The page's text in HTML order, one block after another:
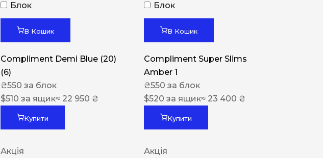
Блок
В Кошик
Compliment Demi Blue (20)
(6)
₴550 за блок
$510 за ящик≈ 22 950 ₴
Купити
Блок
В Кошик
Compliment Super Slims
Amber 1
₴550 за блок
$520 за ящик≈ 23 400 ₴
Купити
Акція Акція